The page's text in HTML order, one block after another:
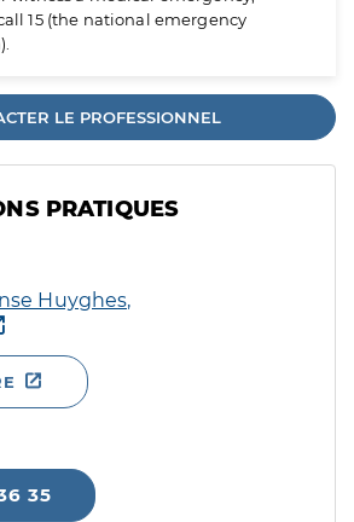
15 (the national emergency
LE PROFESSIONNEL
PRATIQUES
Huyghes,
35